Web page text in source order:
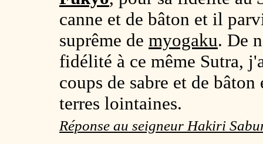
canne et de bâton et il
suprême de myogaku. De
fidélité à ce même Sutra,
coups de sabre et de
terres lointaines.
Réponse au seigneur Hakiri